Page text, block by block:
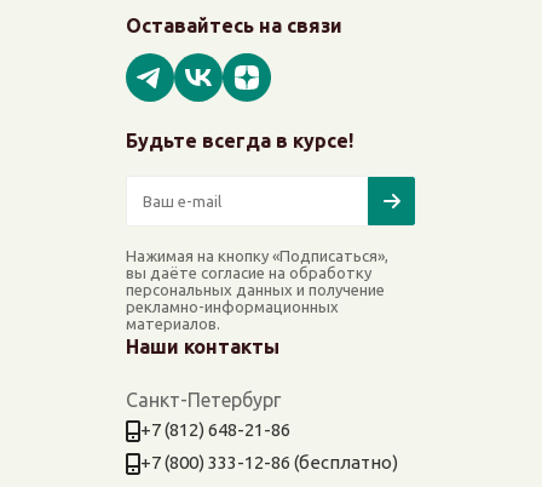
Оставайтесь на связи
Будьте всегда в курсе!
Нажимая на кнопку «Подписаться»,
вы даёте согласие на обработку
персональных данных и получение
рекламно-информационных
материалов.
Наши контакты
Санкт-Петербург
+7 (812) 648-21-86
+7 (800) 333-12-86 (бесплатно)